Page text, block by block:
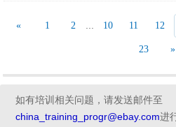
« 1 2 10 11 12
23 »
如有培训相关问题，请发送邮件至
china_training_progr@ebay.com进